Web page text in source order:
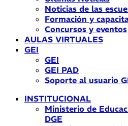
Noticias de las
Formación y
Concursos y eventos
AULAS VIRTUALES
GEI
GEI
GEI PAD
Soporte al usuario
INSTITUCIONAL
Ministerio de
DGE